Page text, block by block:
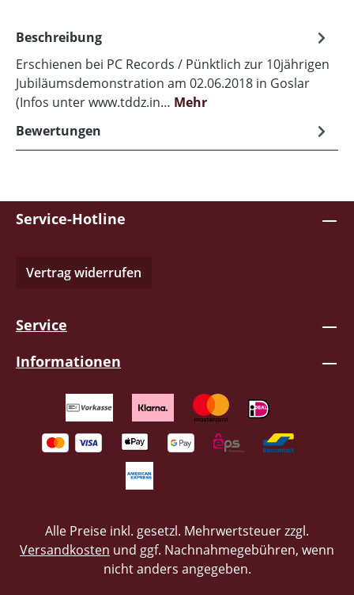
Beschreibung
Erschienen bei PC Records / Pünktlich zur 10jährigen
Jubiläumsdemonstration am 02.06.2018 in Goslar
(Infos unter www.tddz.in… Mehr
Bewertungen
Service-Hotline
Vertrag widerrufen
Service
Informationen
Alle Preise inkl. gesetzl. Mehrwertsteuer zzgl.
Versandkosten und ggf. Nachnahmegebühren, wenn
nicht anders angegeben.